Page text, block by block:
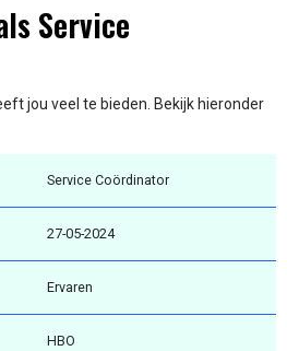
Service
jou veel te bieden. Bekijk hieronder
Service Coördinator
27-05-2024
Ervaren
HBO